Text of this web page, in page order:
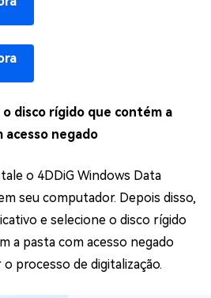
o disco rígido que contém a
acesso negado
o 4DDiG Windows Data
seu computador. Depois disso,
e selecione o disco rígido
a pasta com acesso negado
o processo de digitalização.